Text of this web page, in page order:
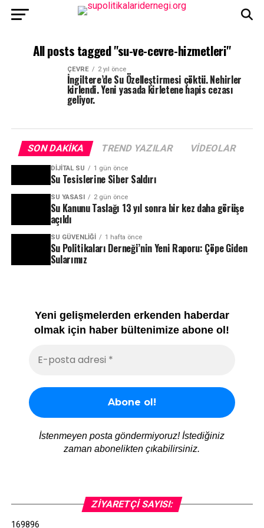
All posts tagged "su-ve-cevre-hizmetleri"
ÇEVRE 2 yıl önce
İngiltere’de Su Özelleştirmesi çöktü. Nehirler
kirlendi. Yeni yasada kirletene hapis cezası
geliyor.
SON DAKIKA TREND YAZILAR VIDEOLAR
DIJITAL SU 1 gün önce
Su Tesislerine Siber Saldırı
SU YASASI 2 gün önce
Su Kanunu Taslağı 13 yıl sonra bir kez daha görüşe
açıldı
SU GÜVENLIĞI 1 hafta önce
Su Politikaları Derneği’nin Yeni Raporu: Çöpe Giden
Sularımız
Yeni gelişmelerden erkenden haberdar
olmak için haber bültenimize abone ol!
İstenmeyen posta göndermiyoruz! İstediğiniz
zaman abonelikten çıkabilirsiniz.
ZIYARETÇI SAYISI:
169896